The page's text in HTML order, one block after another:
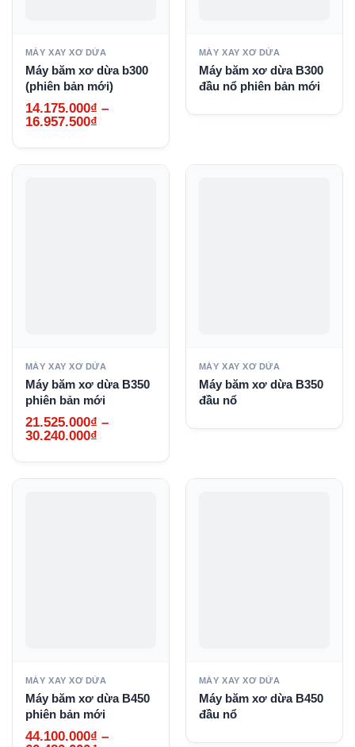
MÁY XAY XƠ DỪA
Máy băm xơ dừa b300
(phiên bản mới)
14.175.000₫ –
16.957.500₫Khoảng
từ
14.175.000₫
MÁY XAY XƠ DỪA
Máy băm xơ dừa B300
đầu nổ phiên bản mới
MÁY XAY XƠ DỪA
Máy băm xơ dừa B350
phiên bản mới
21.525.000₫ –
30.240.000₫Khoảng
từ
21.525.000₫
MÁY XAY XƠ DỪA
Máy băm xơ dừa B350
đầu nổ
MÁY XAY XƠ DỪA
Máy băm xơ dừa B450
phiên bản mới
44.100.000₫ –
MÁY XAY XƠ DỪA
Máy băm xơ dừa B450
đầu nổ